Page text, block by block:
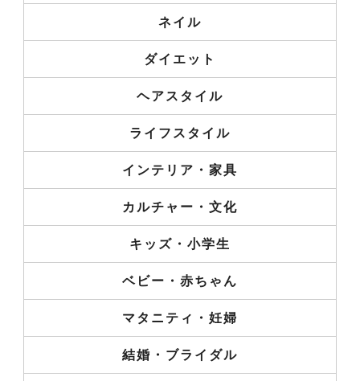
ネイル
ダイエット
ヘアスタイル
ライフスタイル
インテリア・家具
カルチャー・文化
キッズ・小学生
ベビー・赤ちゃん
マタニティ・妊婦
結婚・ブライダル